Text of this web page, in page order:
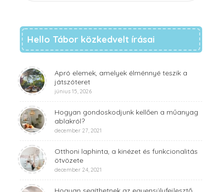
Hello Tábor közkedvelt írásai
Apró elemek, amelyek élménnyé teszik a
játszóteret
június 15, 2026
Hogyan gondoskodjunk kellően a műanyag
ablakról?
december 27, 2021
Otthoni laphinta, a kinézet és funkcionalitás
ötvözete
december 24, 2021